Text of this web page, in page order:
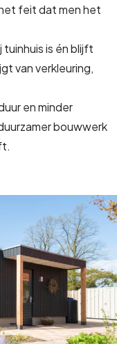
feit dat men het
is én blijft
van verkleuring,
en minder
bouwwerk